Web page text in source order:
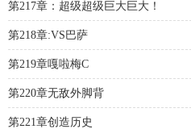
第217章：超级超级巨大巨大！
第218章:VS巴萨
第219章嘎啦梅C
第220章无敌外脚背
第221章创造历史